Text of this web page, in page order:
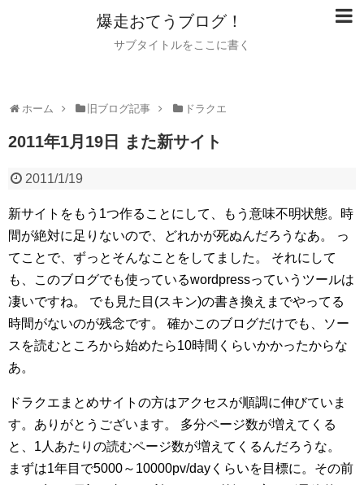
爆走おてうブログ！
サブタイトルをここに書く
ホーム 旧ブログ記事 ドラクエ
2011年1月19日 また新サイト
2011/1/19
新サイトをもう1つ作ることにして、もう意味不明状態。時
間が絶対に足りないので、どれかが死ぬんだろうなあ。
っ
てことで、ずっとそんなことをしてました。
それにして
も、このブログでも使っているwordpressっていうツールは
凄いですね。
でも見た目(スキン)の書き換えまでやってる
時間がないのが残念です。
確かこのブログだけでも、ソー
スを読むところから始めたら10時間くらいかかったからな
あ。
ドラクエまとめサイトの方はアクセスが順調に伸びていま
す。ありがとうございます。
多分ページ数が増えてくる
と、1人あたりの読むページ数が増えてくるんだろうな。
まずは1年目で5000～10000pv/dayくらいを目標に。その前